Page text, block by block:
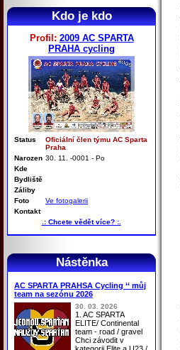
Kdo je kdo
Profil: 2009 AC SPARTA
PRAHA cycling
Status
Oficiální člen týmu AC Sparta
Praha
Narozen 30. 11. -0001 - Po
Kde
Bydliště
Záliby
Foto
Ve fotogalerii
Kontakt
.: Chcete vědět více? :.
Nástěnka
AC SPARTA PRAHSA Cycling ‘‘ můj
team na sezónu 2026
30. 03. 2026
1. AC SPARTA
ELITE/ Continental
team - road / gravel
Chci závodit v